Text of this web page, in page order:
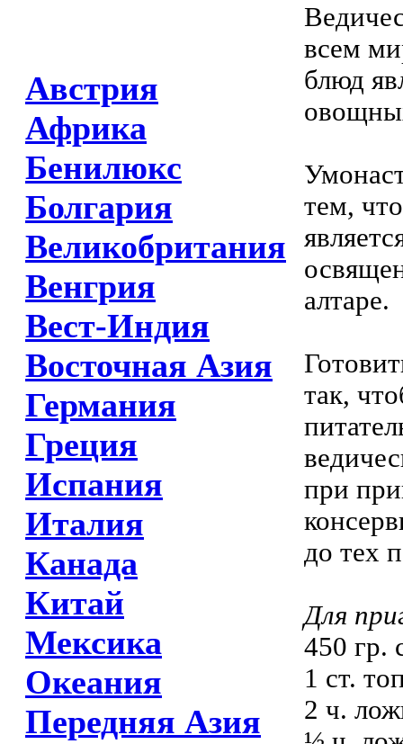
Австрия
Африка
Бенилюкс
Болгария
Великобритания
Венгрия
Вест-Индия
Восточная Азия
Германия
Греция
Испания
Италия
Канада
Китай
Мексика
Океания
Передняя Азия
всем
блюд
тем,
алтаре.
так,
при
до тех
Для
450 гр.
1 ст.
2 ч.